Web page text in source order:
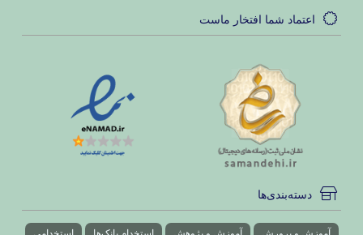
اعتماد شما افتخار ماست
دسته‌بندی‌ها